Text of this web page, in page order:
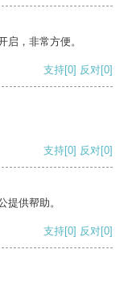
启，非常方便。
支持[0] 反对[0]
支持[0] 反对[0]
提供帮助。
支持[0] 反对[0]